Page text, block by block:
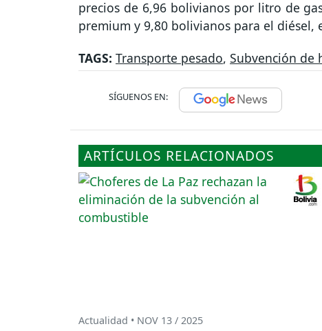
precios de 6,96 bolivianos por litro de
premium y 9,80 bolivianos para el diésel,
TAGS: Transporte pesado, Subvención de
SÍGUENOS EN:
ARTÍCULOS RELACIONADOS
Actualidad • NOV 13 / 2025